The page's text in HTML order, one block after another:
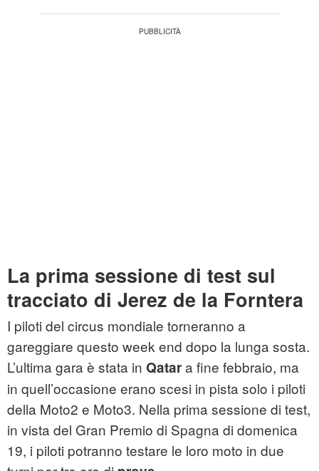
La prima sessione di test sul
tracciato di Jerez de la Forntera
I piloti del circus mondiale torneranno a
gareggiare questo week end dopo la lunga sosta.
L’ultima gara è stata in Qatara fine febbraio, ma
in quell’occasione erano scesi in pista solo i piloti
della Moto2 e Moto3. Nella prima sessione di test,
in vista del Gran Premio di Spagna di domenica
19, i piloti potranno testare le loro moto in due